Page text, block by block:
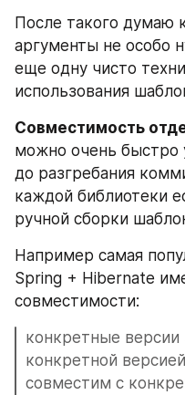
После такого думаю
аргументы не особо
еще одну чисто
использования
Совместимость
можно очень быстро
до разгребания
каждой библиотеки
ручной сборки
Например самая
Spring + Hibernate
совместимости:
конкретные
конкретной
совместим с